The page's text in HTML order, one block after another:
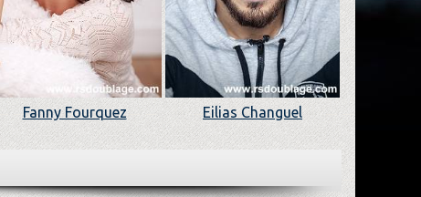
Fanny Fourquez Eilias Changuel